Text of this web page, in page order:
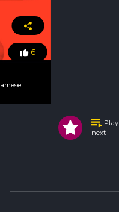
6
Play
next